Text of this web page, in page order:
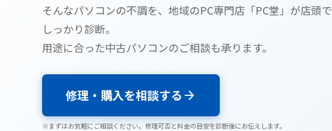
そんなパソコンの不調を、地域のPC専門店「PC堂」が店頭で
しっかり診断。
用途に合った中古パソコンのご相談も承ります。
修理・購入を相談する arrow_forward
※まずはお気軽にご相談ください。修理可否と料金の目安を診断後にお伝えします。